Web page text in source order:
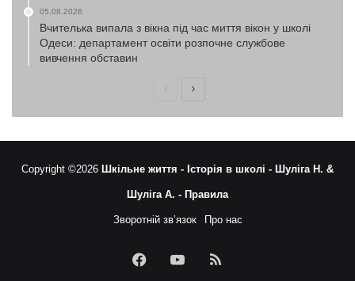
05.08.2026
Вчителька випала з вікна під час миття вікон у школі
Одеси: департамент освіти розпочне службове
вивчення обставин
ПопередняНаступна
Copyright ©2026 Шкільне життя - Історія в школі - Шуліга Н. &
Шуліга А. - Правила
Зворотній зв’язок Про нас
FacebookYouTubeRSS